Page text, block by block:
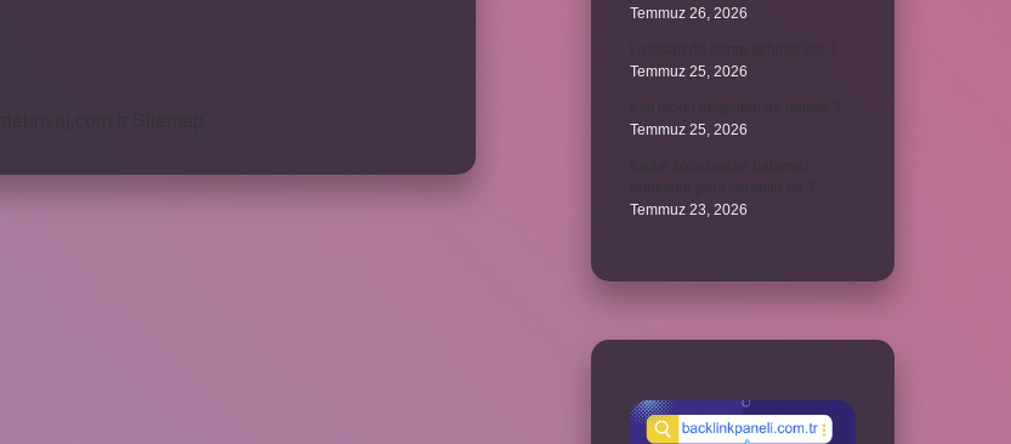
Temmuz 26, 2026
Temmuz 25, 2026
Temmuz 25, 2026
Temmuz 23, 2026